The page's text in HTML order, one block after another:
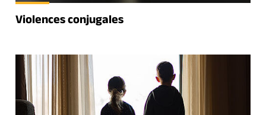
Violences conjugales